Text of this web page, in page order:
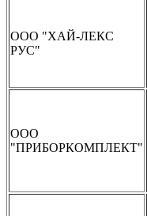
ООО "ХАЙ-ЛЕКС
РУС"
ООО
"ПРИБОРКОМПЛЕКТ"